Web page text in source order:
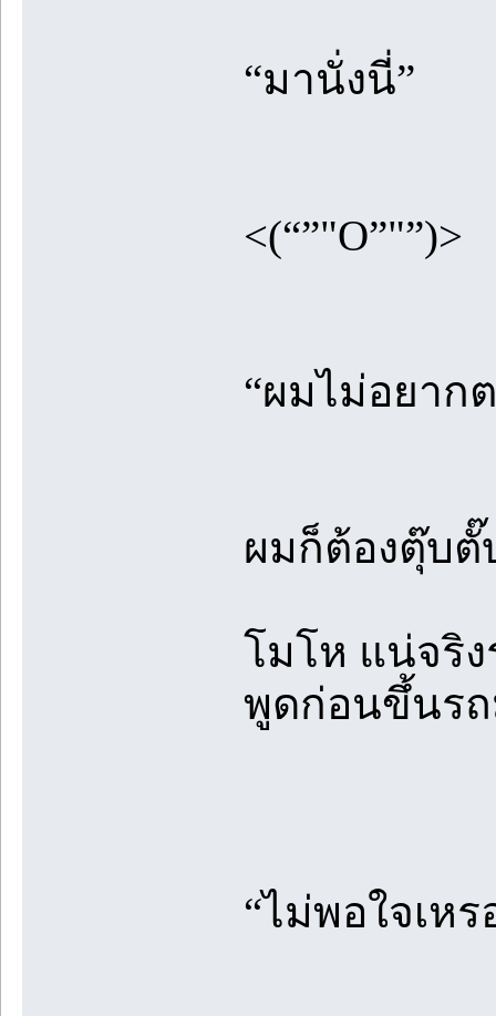
“มานั่งนี่”
<(“”"O”"”)>
“ผมไม่อยาก
ผมก็ต้องตุ๊บ
โมโห แน่จริ
พูดก่อนขึ้นร
“ไม่พอใจเหร